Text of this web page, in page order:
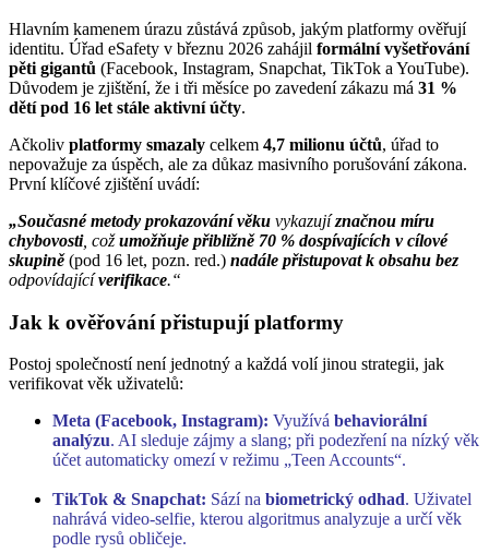
Hlavním kamenem úrazu zůstává způsob, jakým platformy ověřují
identitu. Úřad eSafety v březnu 2026 zahájil formální vyšetřování
pěti gigantů (Facebook, Instagram, Snapchat, TikTok a YouTube).
Důvodem je zjištění, že i tři měsíce po zavedení zákazu má 31 %
dětí pod 16 let stále aktivní účty.
Ačkoliv platformy smazaly celkem 4,7 milionu účtů, úřad to
nepovažuje za úspěch, ale za důkaz masivního porušování zákona.
První klíčové zjištění uvádí:
„Současné metody prokazování věku vykazujíznačnou míru
chybovosti, cožumožňuje přibližně 70 % dospívajících v cílové
skupině(pod 16 let, pozn. red.) nadále přistupovat k obsahu bez
odpovídajícíverifikace.“
Jak k ověřování přistupují platformy
Postoj společností není jednotný a každá volí jinou strategii, jak
verifikovat věk uživatelů:
Meta (Facebook, Instagram): Využívá behaviorální
analýzu. AI sleduje zájmy a slang; při podezření na nízký věk
účet automaticky omezí v režimu „Teen Accounts“.
TikTok & Snapchat: Sází na biometrický odhad. Uživatel
nahrává video-selfie, kterou algoritmus analyzuje a určí věk
podle rysů obličeje.